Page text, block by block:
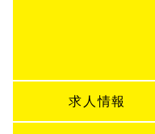
求人情報